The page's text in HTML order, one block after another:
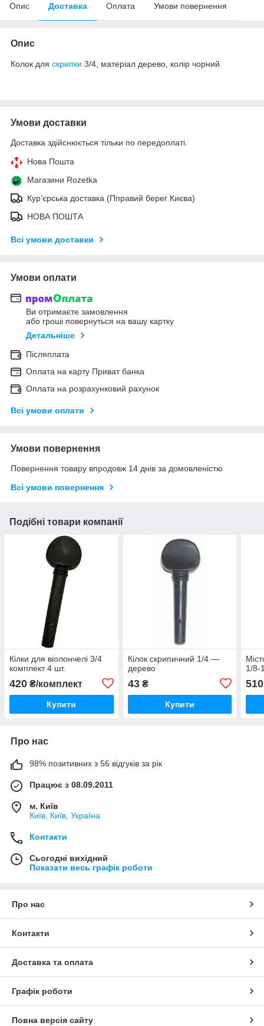
Опис Доставка Оплата Умови повернення
Опис
Колок для скрипки 3/4, матеріал дерево, колір чорний
Умови доставки
Доставка здійснюється тільки по передоплаті.
Нова Пошта
Магазини Rozetka
Кур’єрська доставка (Пправий берег Києва)
НОВА ПОШТА
Всі умови доставки
Умови оплати
Ви отримаєте замовлення
або гроші повернуться на вашу картку
Детальніше
Післяплата
Оплата на карту Приват банка
Оплата на розрахунковий рахунок
Всі умови оплати
Умови повернення
Повернення товару впродовж 14 днів за домовленістю
Всі умови повернення
Подібні товари компанії
Кілки для віолончелі 3/4
комплект 4 шт.
420 ₴/комплект
Купити
Кілок скрипичний 1/4 —
дерево
43₴
Купити
1/8-
510
Про нас
98% позитивних з 56 відгуків за рік
Працює з 08.09.2011
м. Київ
Київ, Київ, Україна
Контакти
Сьогодні вихідний
Показати весь графік роботи
Про нас
Контакти
Доставка та оплата
Графік роботи
Повна версія сайту